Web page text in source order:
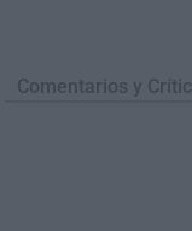
Comentarios y